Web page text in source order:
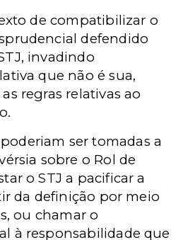
de compatibilizar o
defendido
invadindo
que não é sua,
regras relativas ao
ser tomadas a
sobre o Rol de
o STJ a pacificar a
da definição por meio
ou chamar o
à responsabilidade que